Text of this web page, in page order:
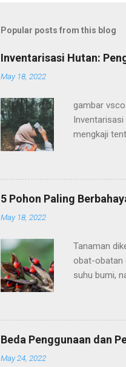
Popular posts from this blog
Inventarisasi Hutan:
May 18, 2022
gambar
mengkaji
dalamnya.
potensi
merupakan
Potensi fisik
5 Pohon Paling
May 18, 2022
Tanaman
obat-obatan
suhu bumi,
sebagai
banyak
adalah
Beda Penggunaan dan
May 24, 2022